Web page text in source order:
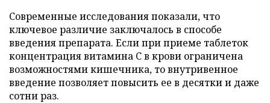
Современные исследования показали, что
ключевое различие заключалось в способе
введения препарата. Если при приеме таблеток
концентрация витамина C в крови ограничена
возможностями кишечника, то внутривенное
введение позволяет повысить ее в десятки и даже
сотни раз.